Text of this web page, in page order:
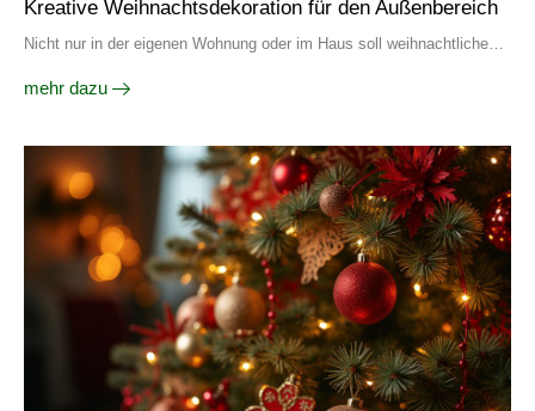
Kreative Weihnachtsdekoration für den Außenbereich
Nicht nur in der eigenen Wohnung oder im Haus soll weihnachtliche…
mehr dazu